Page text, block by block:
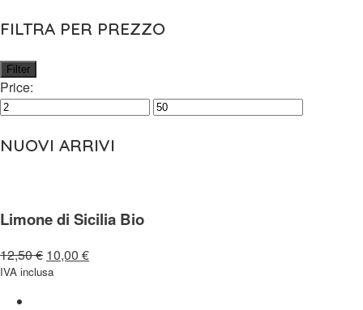
FILTRA PER PREZZO
Filter
Price:
NUOVI ARRIVI
Limone di Sicilia Bio
12,50€ 10,00 €
IVA inclusa